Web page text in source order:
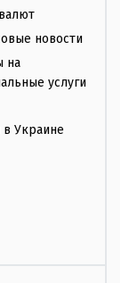
новости
на
услуги
в Украине